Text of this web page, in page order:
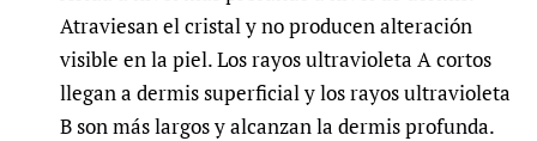
Atraviesan el cristal y no producen alteración
visible en la piel. Los rayos ultravioleta A cortos
llegan a dermis superficial y los rayos ultravioleta
B son más largos y alcanzan la dermis profunda.